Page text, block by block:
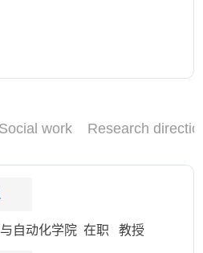
Social work Research
自动化学院 在职 教授